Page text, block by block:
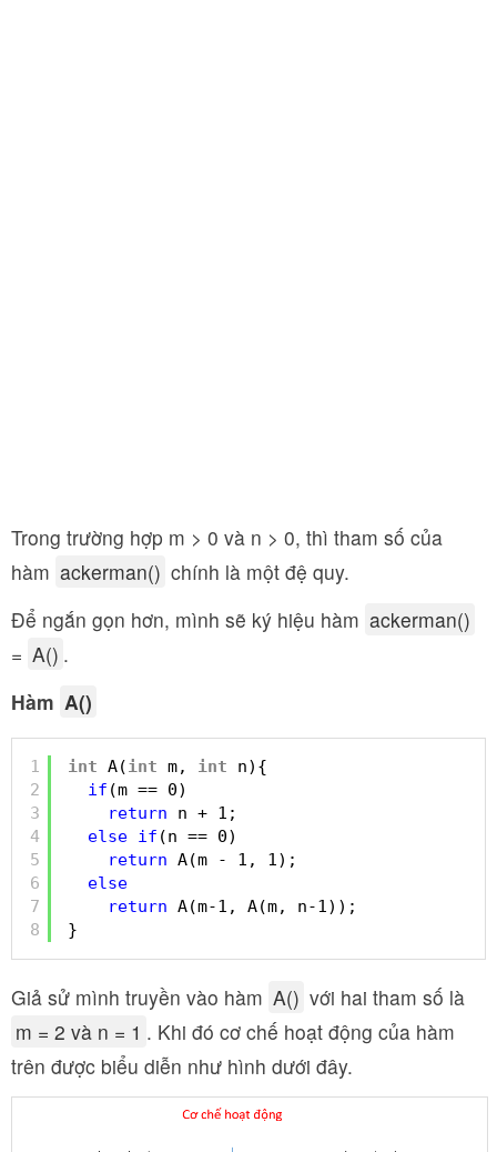
Trong trường hợp m > 0 và n > 0, thì tham số của
hàm ackerman() chính là một đệ quy.
Để ngắn gọn hơn, mình sẽ ký hiệu hàm ackerman()
= A() .
Hàm A()
1
2
3
4
5
6
7
8
int A(int m, int
n){
if (m == 0)
return
n + 1;
else if (n == 0)
return A(m - 1, 1);
else
return A(m-1, A(m, n-1));
}
Giả sử mình truyền vào hàm A() với hai tham số là
m = 2 và n = 1 . Khi đó cơ chế hoạt động của hàm
trên được biểu diễn như hình dưới đây.